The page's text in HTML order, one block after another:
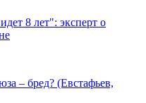
8 лет": эксперт о
– бред? (Евстафьев,